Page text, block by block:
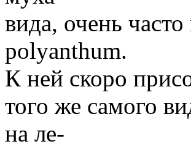
вида, очень
polyanthum.
К ней скоро
того же самого
на ле-